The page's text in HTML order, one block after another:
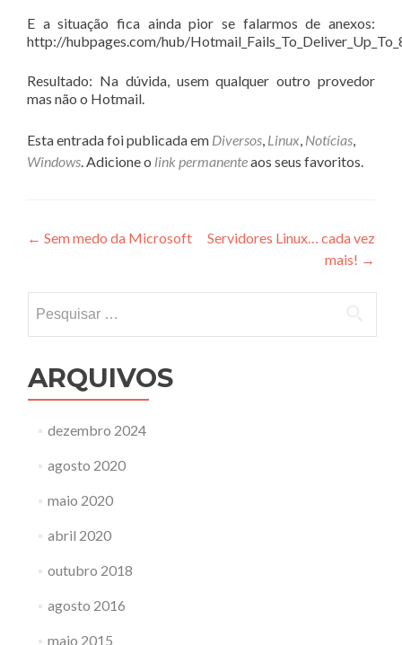
E a situação fica ainda pior se falarmos de anexos:
http://hubpages.com/hub/
Resultado: Na dúvida, usem qualquer outro provedor
mas não o Hotmail.
Esta entrada foi publicada em Diversos, Linux, Notícias,
Windows. Adicione o link permanenteaos seus favoritos.
Navegação
Post
← Sem medo da Microsoft
Servidores Linux… cada vez
mais! →
por:
ARQUIVOS
dezembro 2024
agosto 2020
maio 2020
abril 2020
outubro 2018
agosto 2016
maio 2015